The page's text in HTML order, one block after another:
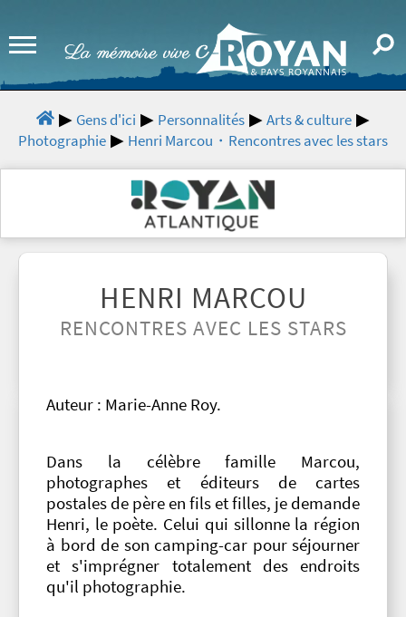
Gens d'ici Personnalités
Arts & culture
Photographie
Henri Marcou・Rencontres avec les stars
HENRI MARCOU
RENCONTRES AVEC LES STARS
Auteur : Marie-Anne Roy.
Dans la célèbre famille Marcou,
photographes et éditeurs de cartes
postales de père en fils et filles, je demande
Henri, le poète. Celui qui sillonne la région
à bord de son camping-car pour séjourner
et s'imprégner totalement des endroits
qu'il photographie.